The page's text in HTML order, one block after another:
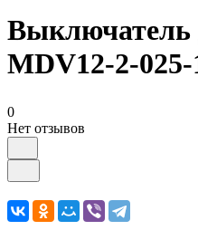
Выключатель
MDV12-2-025-
0
Нет отзывов